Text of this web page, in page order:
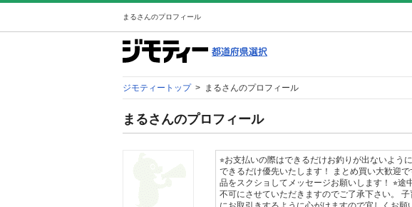
まるさんのプロフィール
ジモティートップ > まるさんのプロフィール
まるさんのプロフィール
⭐︎お支払いの際はできるだけお釣りが出ないよう
できるだけ優先いたします！ まとめ買い大歓迎
品をスクショしてメッセージお願いします！ ⭐︎途
不可にさせていただきますのでご了承下さい。